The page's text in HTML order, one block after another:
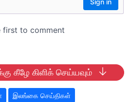
கீழே கிளிக் செய்யவும்
இலங்கை செய்திகள்